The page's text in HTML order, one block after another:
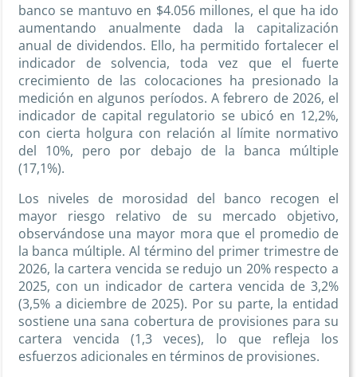
banco se mantuvo en $4.056 millones, el que ha ido
aumentando anualmente dada la capitalización
anual de dividendos. Ello, ha permitido fortalecer el
indicador de solvencia, toda vez que el fuerte
crecimiento de las colocaciones ha presionado la
medición en algunos períodos. A febrero de 2026, el
indicador de capital regulatorio se ubicó en 12,2%,
con cierta holgura con relación al límite normativo
del 10%, pero por debajo de la banca múltiple
(17,1%).
Los niveles de morosidad del banco recogen el
mayor riesgo relativo de su mercado objetivo,
observándose una mayor mora que el promedio de
la banca múltiple. Al término del primer trimestre de
2026, la cartera vencida se redujo un 20% respecto a
2025, con un indicador de cartera vencida de 3,2%
(3,5% a diciembre de 2025). Por su parte, la entidad
sostiene una sana cobertura de provisiones para su
cartera vencida (1,3 veces), lo que refleja los
esfuerzos adicionales en términos de provisiones.